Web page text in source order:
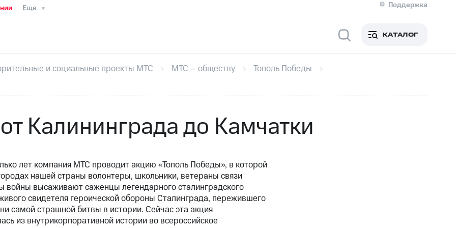
Еще
Поддержка
Медиа-центр
ИнтервьюФинансовая отчетностьКонтактыНовости в регионе
Инвесторам и акционерам
секретарьРаскрытие информацииИнформация акционерамДокументы
выкупа акцийДивидендыРынок облигаций Описание
Комплаенс и деловая этика
КАТАЛОГ
и социальные проекты МТС МТС – обществу
Тополь Победы
Калининграда до Камчатки
лет компания МТС проводит акцию «Тополь Победы», в которой
нашей страны волонтеры, школьники, ветераны связи
войны высаживают саженцы легендарного сталинградского
свидетеля героической обороны Сталинграда, пережившего
самой страшной битвы в истории. Сейчас эта акция
из внутрикорпоративной истории во всероссийское